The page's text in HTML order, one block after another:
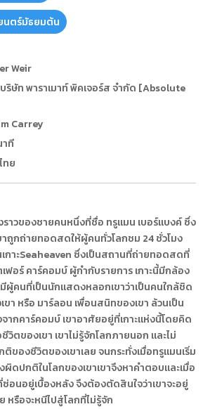
นตร์มัธยมต้น
Weir
บริษัท พาราเมาท์ พิคเจอร์ส จำกัด [Absolute
Carrey
าที
ทย
ราวของชายคนหนึ่งที่ชื่อ ทรูแมน เบอร์แบงค์ ซึ่ง
าถูกถ่ายทอดสดให้ผู้คนทั่วโลกชม 24 ชั่วโมง
เกาะSeaheaven ซึ่งเป็นสถานที่ถ่ายทอดสดที่
ฟอร์ คาร์คอมบ์ ผู้กำกับรายการ เกาะนี้มีกล้อง
ผู้คนที่เป็นนักแสดงหลอกเขาว่าเป็นคนใกล้ชิด
ขา หรือ มาร์ลอน เพื่อนสนิทของเขา ล้วนเป็น
ากคาร์คอมบ์ เขาอาศัยอยู่ที่เกาะแห่งนี้โดยคิด
วิตของเขา เขาไม่รู้จักโลกภายนอก และไม่
ของชีวิตของเขาเลย จนกระทั่งเมื่อทรูแมนเริ่ม
ผิดปกติในโลกของเขาเขาจึงหาคำตอบและเมื่อ
ซ่อนอยู่เบื้องหลัง จึงต้องตัดสินใจว่าเขาจะอยู่
หรือจะหนีไปสู่โลกที่ไม่รู้จัก